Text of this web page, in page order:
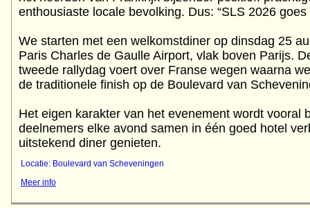
enthousiaste locale bevolking. Dus: “SLS 2026 goes
We starten met een welkomstdiner op dinsdag 25
Paris Charles de Gaulle Airport, vlak boven Parijs.
tweede rallydag voert over Franse wegen waarna
de traditionele finish op de Boulevard van
Het eigen karakter van het evenement wordt vooral
deelnemers elke avond samen in één goed hotel
Locatie: Boulevard van Scheveningen
Meer info